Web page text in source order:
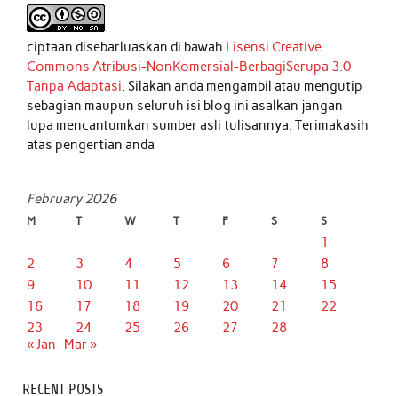
ciptaan disebarluaskan di bawah Lisensi Creative
Commons Atribusi-NonKomersial-BerbagiSerupa 3.0
Tanpa Adaptasi. Silakan anda mengambil atau mengutip
sebagian maupun seluruh isi blog ini asalkan jangan
lupa mencantumkan sumber asli tulisannya. Terimakasih
atas pengertian anda
February 2026
M T W T F S S
1
2
3 4 5 6 7
8
9
10 11 12 13 14
15
16
17 18 19 20 21
22
23
24 25 26 27
28
« Jan
Mar »
RECENT POSTS